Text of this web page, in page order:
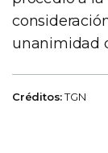
unanimidad
Créditos:TGN